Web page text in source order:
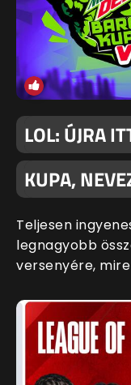
LOL: ÚJRA
KUPA,
Teljesen
legnagyobb
versenyére,